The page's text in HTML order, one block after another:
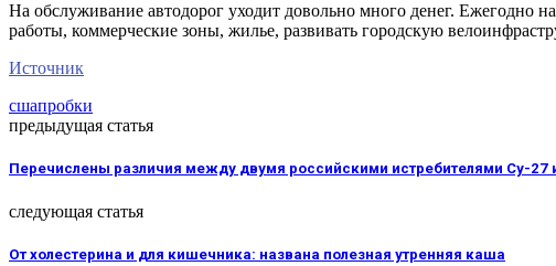
На обслуживание автодорог уходит довольно много денег. Ежегодно
работы, коммерческие зоны, жилье, развивать городскую
Источник
сшапробки
предыдущая статья
Перечислены различия между двумя российскими истребителями Су-27
следующая статья
От холестерина и для кишечника: названа полезная утренняя каша